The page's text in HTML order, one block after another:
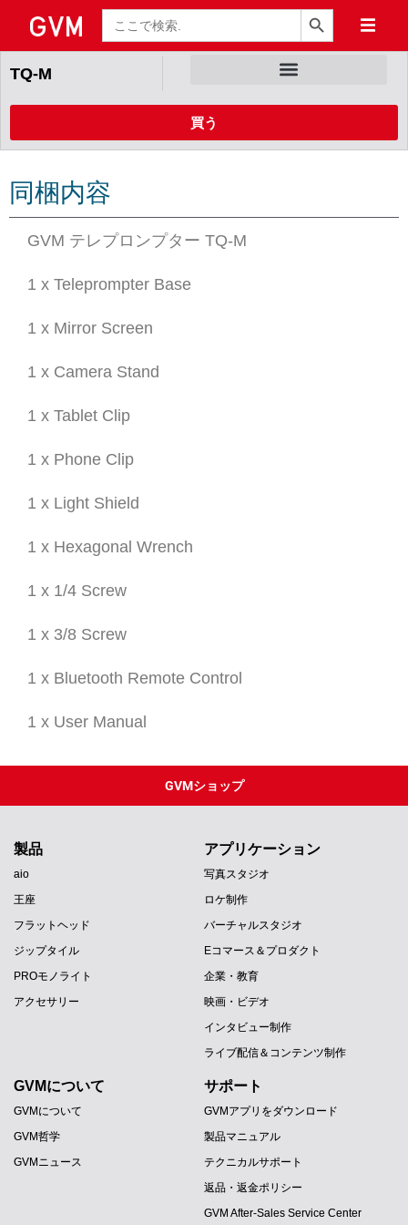
検
索
検索ボタン
TQ-M
買う
同梱内容
GVM テレプロンプター TQ-M
1 x Teleprompter Base
1 x Mirror Screen
1 x Camera Stand
1 x Tablet Clip
1 x Phone Clip
1 x Light Shield
1 x Hexagonal Wrench
1 x 1/4 Screw
1 x 3/8 Screw
1 x Bluetooth Remote Control
1 x User Manual
GVMショップ
製品
aio
王座
フラットヘッド
ジップタイル
PROモノライト
アクセサリー
アプリケーション
写真スタジオ
ロケ制作
バーチャルスタジオ
Eコマース＆プロダクト
企業・教育
映画・ビデオ
インタビュー制作
ライブ配信＆コンテンツ制作
GVMについて
GVMについて
GVM哲学
GVMニュース
サポート
GVMアプリをダウンロード
製品マニュアル
テクニカルサポート
返品・返金ポリシー
GVM After-Sales Service Center